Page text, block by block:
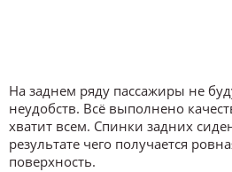
На заднем ряду пассажиры не
неудобств. Всё выполнено
хватит всем. Спинки задних
результате чего получается
поверхность.